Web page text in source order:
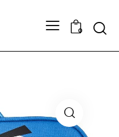
0